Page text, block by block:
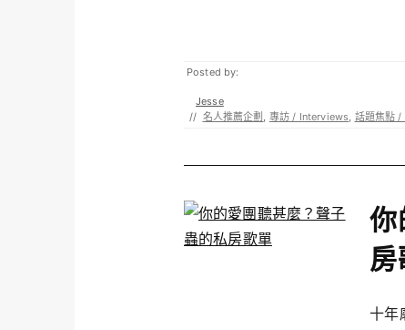
Posted by:
Jesse
// 名人推薦企劃 , 專訪 / Interviews, 話題焦點 /
你
房
十年